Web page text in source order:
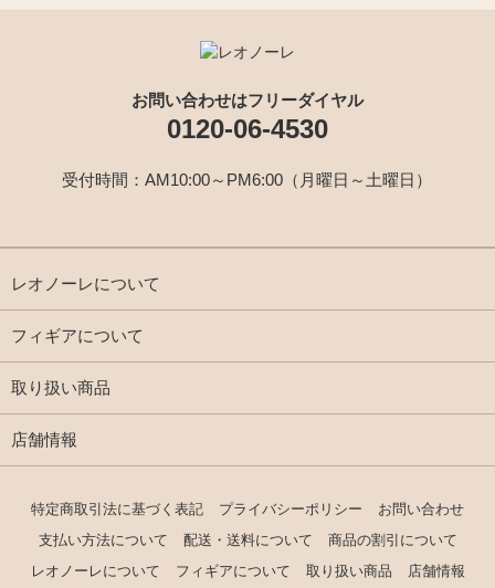
お問い合わせはフリーダイヤル
0120-06-4530
受付時間：AM10:00～PM6:00（月曜日～土曜日）
レオノーレについて
フィギアについて
取り扱い商品
店舗情報
特定商取引法に基づく表記 プライバシーポリシー
お問い合わせ
支払い方法について
配送・送料について
商品の割引について
レオノーレについて
フィギアについて 取り扱い商品 店舗情報